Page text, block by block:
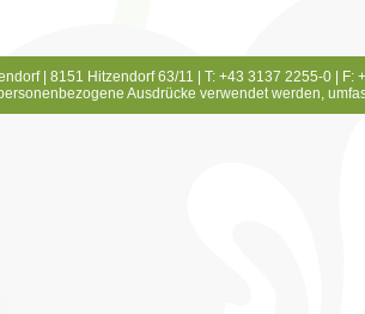
| 8151 Hitzendorf 63/11 | T: +43 3137 2255-0 | F:
Ausdrücke verwendet werden,